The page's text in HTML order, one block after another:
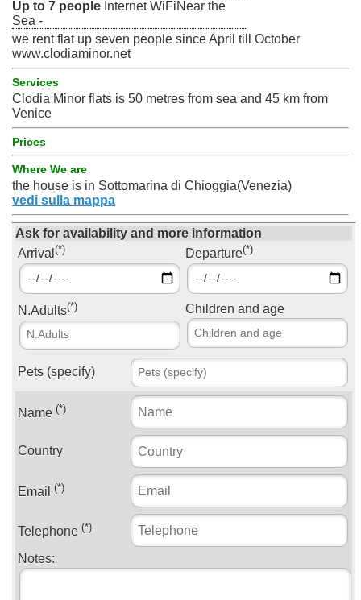
Up to 7 people Internet WiFiNear the
Sea -
we rent flat up seven people since April till October
www.clodiaminor.net
Services
Clodia Minor flats is 50 metres from sea and 45 km from
Venice
Prices
Where We are
the house is in Sottomarina di Chioggia(Venezia)
vedi sulla mappa
Ask for availability and more information
Arrival (*) Departure(*)
N.Adults(*) Children and age
Pets (specify)
Name (*)
Country
Email (*)
Telephone (*)
Notes: